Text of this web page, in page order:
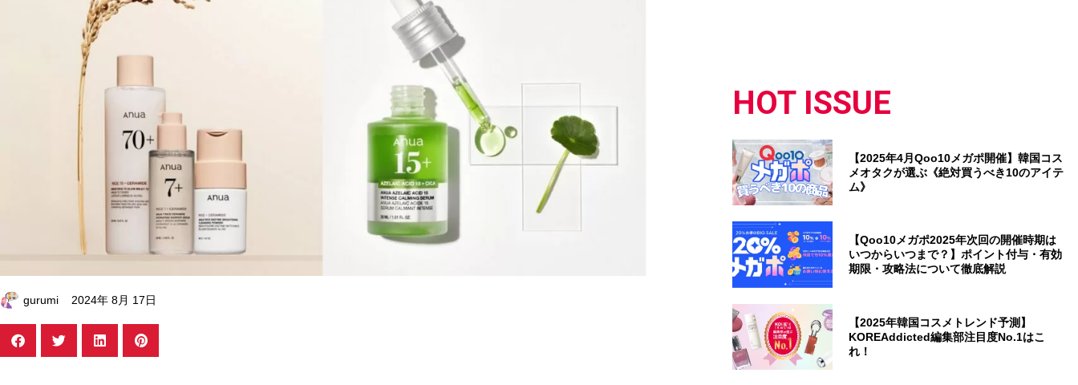
gurumi 2024年 8月 17日
HOT ISSUE
【2025年4月Qoo10メガポ開催】韓国コス
メオタクが選ぶ《絶対買うべき10のアイテ
ム》
【Qoo10メガポ2025年次回の開催時期は
いつからいつまで？】ポイント付与・有効
期限・攻略法について徹底解説
【2025年韓国コスメトレンド予測】
KOREAddicted編集部注目度No.1はこ
れ！